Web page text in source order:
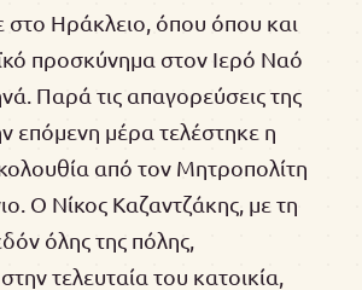
Ηράκλειο, όπου όπου και
προσκύνημα στον Ιερό Ναό
Παρά τις απαγορεύσεις της
επόμενη μέρα τελέστηκε η
από τον Μητροπολίτη
Ο Νίκος Καζαντζάκης, με τη
όλης της πόλης,
τελευταία του κατοικία,